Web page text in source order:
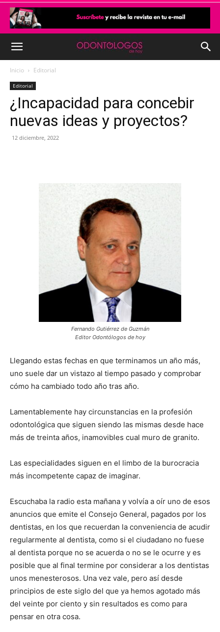
Inicio Editorial
Editorial
¿Incapacidad para concebir
nuevas ideas y proyectos?
12 diciembre, 2022
Fernando Gutiérrez de Guzmán
Editor Odontólogos de hoy
Llegando estas fechas en que terminamos un año más,
uno suele dar un vistazo al tiempo pasado y comprobar
cómo ha cambiado todo año tras año.
Lamentablemente hay circunstancias en la profesión
odontológica que siguen siendo las mismas desde hace
más de treinta años, inamovibles cual muro de granito.
Las especialidades siguen en el limbo de la burocracia
más incompetente capaz de imaginar.
Escuchaba la radio esta mañana y volvía a oír uno de esos
anuncios que emite el Consejo General, pagados por los
dentistas, en los que recuerdan la conveniencia de acudir
regularmente al dentista, como si el ciudadano no fuese
al dentista porque no se acuerda o no se le ocurre y es
posible que al final termine por considerar a los dentistas
unos menesterosos. Una vez vale, pero así desde
principios de este siglo del que ya hemos agotado más
del veinte por ciento y sin resultados es como para
pensar en otra cosa.